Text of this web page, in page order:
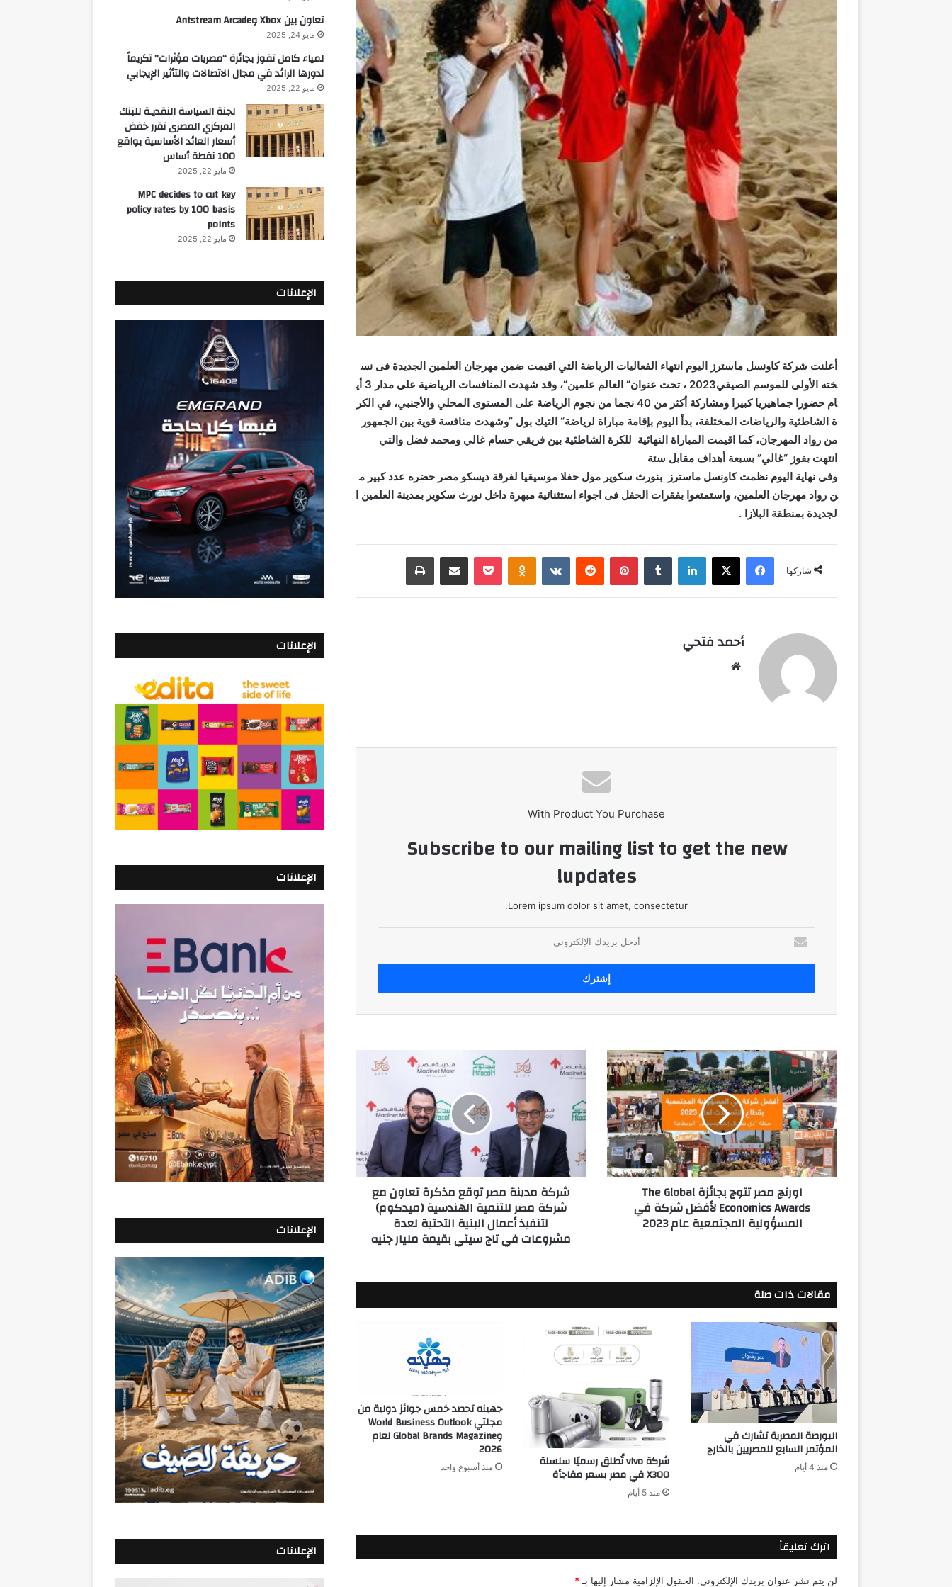
أعلنت شركة كاونسل ماسترز اليوم انتهاء الفعاليات الرياضة التي اقيمت ضمن مهرجان العلمين الجديدة فى نس
خته الأولى للموسم الصيفي2023 ، تحت عنوان“ العالم علمين“، وقد شهدت المنافسات الرياضية على مدار 3 أي
ام حضورا جماهيريا كبيرا ومشاركة أكثر من 40 نجما من نجوم الرياضة على المستوى المحلي والأجنبي، في الكر
ة الشاطئية والرياضات المختلفة، بدأ اليوم بإقامة مباراة لرياضة“ التيك بول ”وشهدت منافسة قوية بين الجمهور
من رواد المهرجان، كما اقيمت المباراة النهائية للكرة الشاطئية بين فريقي حسام غالي ومحمد فضل والتي
انتهت بفوز “غالي” بسبعة أهداف مقابل ستة
وفى نهاية اليوم نظمت كاونسل ماسترز بنورث سكوير مول حفلا موسيقيا لفرقة ديسكو مصر حضره عدد كبير م
ن رواد مهرجان العلمين، واستمتعوا بفقرات الحفل فى اجواء استثنائية مبهرة داخل نورث سكوير بمدينة العلمين
لجديدة بمنطقة البلازا .
شاركها
فيسبوك ‫X لينكدإن بينتيريست Odnoklassniki
‫Pocket مشاركة عبر البريد طباعة
أحمد فتحي
With Product You Purchase
Subscribe to our mailing list to get the new
updates!
Lorem ipsum dolor sit amet, consectetur.
بريدك
الإلكتروني
اورنچ
مصر
تتوج
بجائزة
The
Global
Economics
Awards
لأفضل
المسؤولية
اورنچ مصر تتوج بجائزة The Global
Economics Awards لأفضل شركة في
المسؤولية المجتمعية عام 2023
مدينة
توقع
مذكرة
تعاون
شركة
مصر
للتنمية
الهندسية
لتنفيذ
التحتية
مشروعات
في
تاج
سيتي
بقيمة
جنيه
شركة مدينة مصر توقع مذكرة تعاون مع
شركة مصر للتنمية الهندسية (ميدكوم)
لتنفيذ أعمال البنية التحتية لعدة
مشروعات في تاج سيتي بقيمة مليار جنيه
مقالات ذات صلة
البورصة المصرية تشارك في
المؤتمر السابع للمصريين بالخارج
منذ 4 أيام شركة vivo تُطلق رسميًا سلسلة
X300 في مصر بسعر مفاجأة
منذ 5 أيام
جهينه تحصد خمس جوائز دولية من
مجلتي World Business Outlook
وGlobal Brands Magazine لعام
2026
منذ أسبوع واحد
اترك تعليقاً
لن يتم نشر عنوان بريدك الإلكتروني. الحقول الإلزامية مشار إليها بـ *
تعاون بين Xbox وAntstream Arcade
مايو 24, 2025
لمياء كامل تفوز بجائزة “مصريات مؤثرات” تكريماً
لدورها الرائد في مجال الاتصالات والتأثير الإيجابي
مايو 22, 2025
لجنة السياسة النقديـة للبنك
المركزي المصرى تقرر خفض
أسعار العائد الأساسية بواقع
100 نقطة أساس
مايو 22, 2025
MPC decides to cut key
policy rates by 100 basis
points
مايو 22, 2025
الإعلانات
الإعلانات
الإعلانات
الإعلانات
الإعلانات